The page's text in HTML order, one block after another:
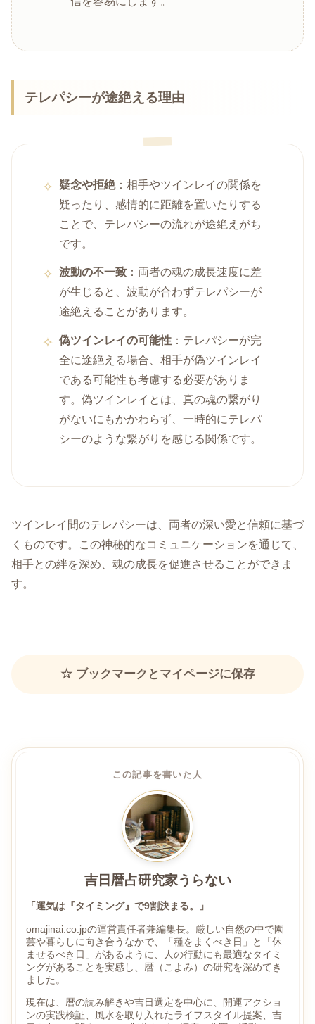
テレパシーが途絶える理由
疑念や拒絶：相手やツインレイの関係を
疑ったり、感情的に距離を置いたりする
ことで、テレパシーの流れが途絶えがち
です。
波動の不一致 ：両者の魂の成長速度に差
が生じると、波動が合わずテレパシーが
途絶えることがあります。
偽ツインレイの可能性 ：テレパシーが完
全に途絶える場合、相手が偽ツインレイ
である可能性も考慮する必要がありま
す。偽ツインレイとは、真の魂の繋がり
がないにもかかわらず、一時的にテレパ
シーのような繋がりを感じる関係です。
ツインレイ間のテレパシーは、両者の深い愛と信頼に基づ
くものです。この神秘的なコミュニケーションを通じて、
相手との絆を深め、魂の成長を促進させることができま
す。
☆ ブックマークとマイページに保存
この記事を書いた人
吉日暦占研究家うらない
「運気は『タイミング』で9割決まる。」
omajinai.co.jpの運営責任者兼編集長。厳しい自然の中で園
芸や暮らしに向き合うなかで、「種をまくべき日」と「休
ませるべき日」があるように、人の行動にも最適なタイミ
ングがあることを実感し、暦（こよみ）の研究を深めてき
ました。
現在は、暦の読み解きや吉日選定を中心に、開運アクショ
ンの実践検証、風水を取り入れたライフスタイル提案、吉